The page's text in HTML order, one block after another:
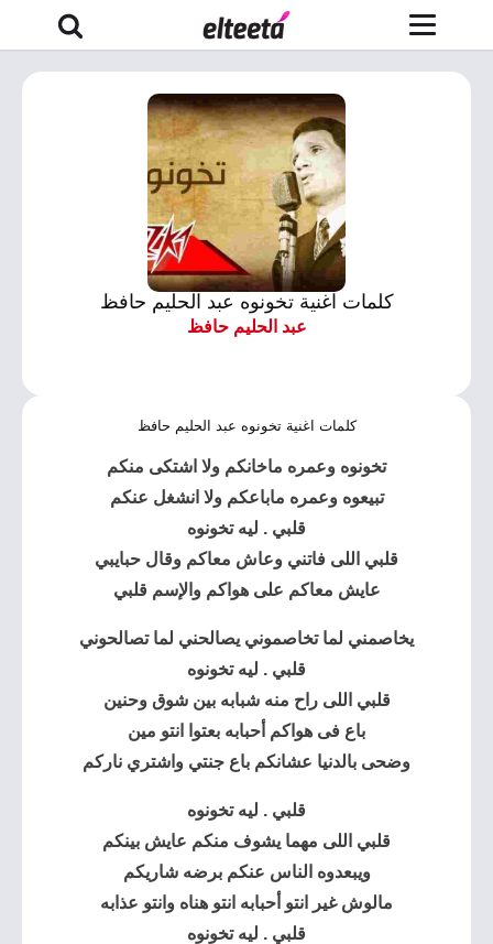
كلمات اغنية تخونوه عبد الحليم حافظ
عبد الحليم حافظ
كلمات اغنية تخونوه عبد الحليم حافظ
تخونوه وعمره ماخانكم ولا اشتكى منكم
تبيعوه وعمره ماباعكم ولا انشغل عنكم
قلبي . ليه تخونوه
قلبي اللى فاتني وعاش معاكم وقال حبايبي
عايش معاكم على هواكم والإسم قلبي
يخاصمني لما تخاصموني يصالحني لما تصالحوني
قلبي . ليه تخونوه
قلبي اللى راح منه شبابه بين شوق وحنين
باع فى هواكم أحبابه بعتوا انتو مين
وضحى بالدنيا عشانكم باع جنتي واشتري ناركم
قلبي . ليه تخونوه
قلبي اللى مهما يشوف منكم عايش بينكم
ويبعدوه الناس عنكم برضه شاريكم
مالوش غير انتو أحبابه انتو هناه وانتو عذابه
قلبي . ليه تخونوه